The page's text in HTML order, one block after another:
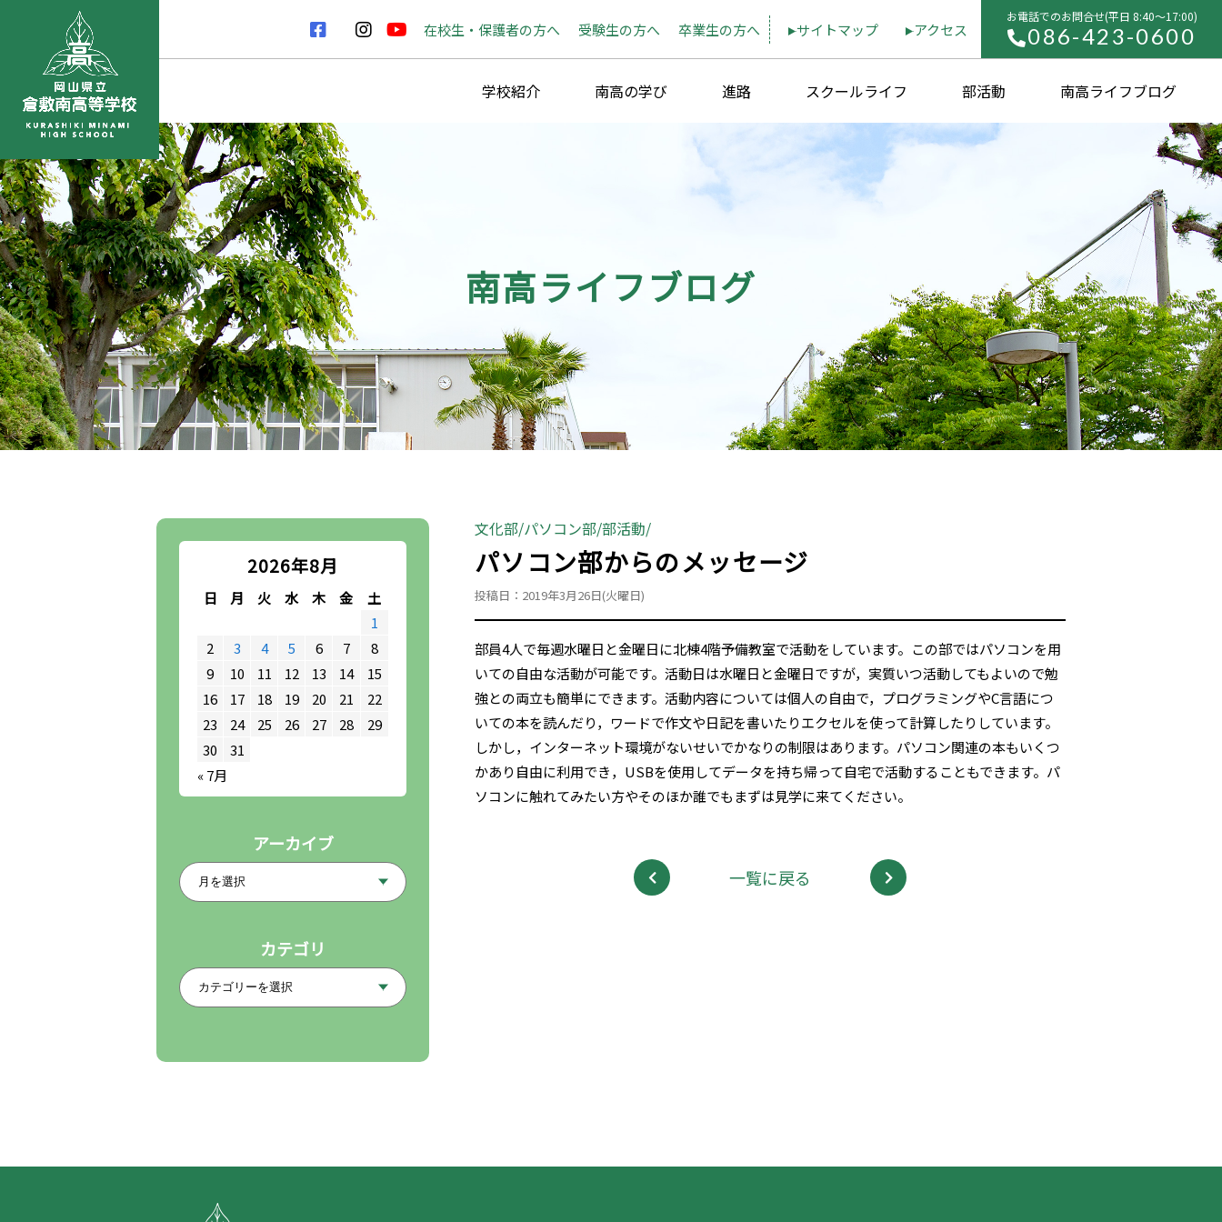
在校生・保護者の方へ 受験生の方へ 卒業生の方へ サイトマップ アクセス
お電話でのお問合せ(平⽇ 8:40〜17:00)
086-423-0600
学校紹介 南高の学び 進路 スクールライフ 部活動 南高ライフブログ
南高ライフブログ
2026年8月
日 月 火 水 木 金
土
1
2
3 4 5 6 7
8
9
10 11 12 13 14
15
16
17 18 19 20 21
22
23
24 25 26 27 28
29
30
31
« 7月
アーカイブ
カテゴリ
文化部 パソコン部 部活動
パソコン部からのメッセージ
投稿日：2019年3月26日(火曜日)
部員4人で毎週水曜日と金曜日に北棟4階予備教室で活動をしています。この部ではパソコンを用
いての自由な活動が可能です。活動日は水曜日と金曜日ですが，実質いつ活動してもよいので勉
強との両立も簡単にできます。活動内容については個人の自由で，プログラミングやC言語につ
いての本を読んだり，ワードで作文や日記を書いたりエクセルを使って計算したりしています。
しかし，インターネット環境がないせいでかなりの制限はあります。パソコン関連の本もいくつ
かあり自由に利用でき，USBを使用してデータを持ち帰って自宅で活動することもできます。パ
ソコンに触れてみたい方やそのほか誰でもまずは見学に来てください。
一覧に戻る